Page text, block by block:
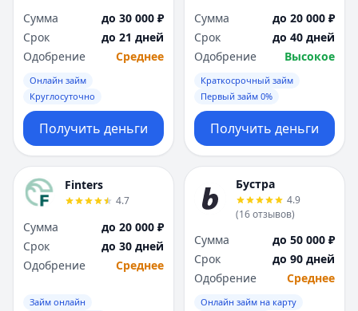
Сумма
до 30 000 ₽
Срок
до 21 дней
Одобрение
Среднее
Онлайн займ
Круглосуточно
Получить деньги
Сумма
до 20 000 ₽
Срок
до 40 дней
Одобрение
Высокое
Краткосрочный займ
Первый займ 0%
Получить деньги
Finters
4.7
Сумма
до 20 000 ₽
Срок
до 30 дней
Одобрение
Среднее
Займ онлайн
Бустра
4.9
(16отзывов)
Сумма
до 50 000 ₽
Срок
до 90 дней
Одобрение
Среднее
Онлайн займ на карту